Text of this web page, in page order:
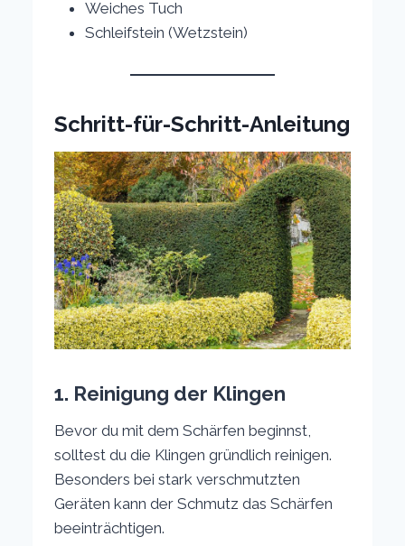
Weiches Tuch
Schleifstein (Wetzstein)
Schritt-für-Schritt-Anleitung
1. Reinigung der Klingen
Bevor du mit dem Schärfen beginnst,
solltest du die Klingen gründlich reinigen.
Besonders bei stark verschmutzten
Geräten kann der Schmutz das Schärfen
beeinträchtigen.